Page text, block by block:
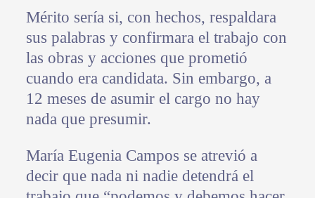
Mérito sería si, con hechos, respaldara
sus palabras y confirmara el trabajo con
las obras y acciones que prometió
cuando era candidata. Sin embargo, a
12 meses de asumir el cargo no hay
nada que presumir.
María Eugenia Campos se atrevió a
decir que nada ni nadie detendrá el